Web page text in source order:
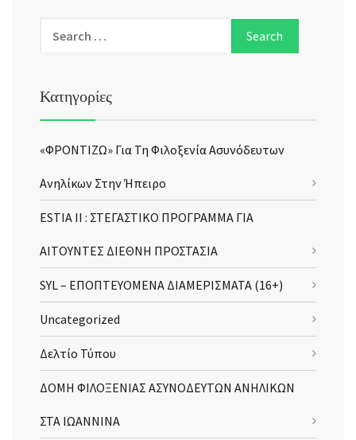
Κατηγορίες
«ΦΡΟΝΤΙΖΩ» Για Τη Φιλοξενία Ασυνόδευτων
Ανηλίκων Στην Ήπειρο
ESTIA II : ΣΤΕΓΑΣΤΙΚΟ ΠΡΟΓΡΑΜΜΑ ΓΙΑ
ΑΙΤΟΥΝΤΕΣ ΔΙΕΘΝΗ ΠΡΟΣΤΑΣΙΑ
SYL – ΕΠΟΠΤΕΥΟΜΕΝΑ ΔΙΑΜΕΡΙΣΜΑΤΑ (16+)
Uncategorized
Δελτίο Τύπου
ΔΟΜΗ ΦΙΛΟΞΕΝΙΑΣ ΑΣΥΝΟΔΕΥΤΩΝ ΑΝΗΛΙΚΩΝ
ΣΤΑ ΙΩΑΝΝΙΝΑ